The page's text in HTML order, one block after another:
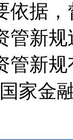
依据
管新
管新
家金